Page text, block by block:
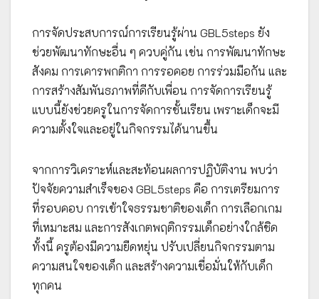
การจัดประสบการณ์การเรียนรู้ผ่าน GBL5steps ยัง
ช่วยพัฒนาทักษะอื่น ๆ ควบคู่กัน เช่น การพัฒนาทักษะ
สังคม การเคารพกติกา การรอคอย การร่วมมือกัน และ
การสร้างสัมพันธภาพที่ดีกับเพื่อน การจัดการเรียนรู้
แบบนี้ยังช่วยครูในการจัดการชั้นเรียน เพราะเด็กจะมี
ความตั้งใจและอยู่ในกิจกรรมได้นานขึ้น
จากการวิเคราะห์และสะท้อนผลการปฏิบัติงาน พบว่า
ปัจจัยความสำเร็จของ GBL5steps คือ การเตรียมการ
ที่รอบคอบ การเข้าใจธรรมชาติของเด็ก การเลือกเกม
ที่เหมาะสม และการสังเกตพฤติกรรมเด็กอย่างใกล้ชิด
ทั้งนี้ ครูต้องมีความยืดหยุ่น ปรับเปลี่ยนกิจกรรมตาม
ความสนใจของเด็ก และสร้างความเชื่อมั่นให้กับเด็ก
ทุกคน